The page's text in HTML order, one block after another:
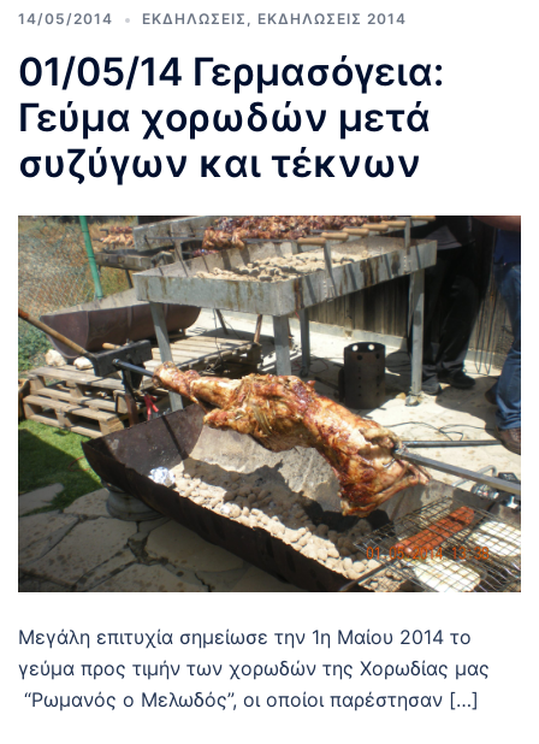
14/05/2014 ΕΚΔΗΛΩΣΕΙΣ ΕΚΔΗΛΩΣΕΙΣ 2014
01/05/14 Γερμασόγεια:
Γεύμα χορωδών μετά
συζύγων και τέκνων
Μεγάλη επιτυχία σημείωσε την 1η Μαίου 2014 το
γεύμα προς τιμήν των χορωδών της Χορωδίας μας
“Ρωμανός ο Μελωδός”, οι οποίοι παρέστησαν […]